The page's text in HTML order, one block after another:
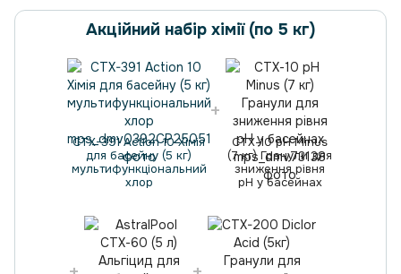
Акційний набір хімії (по 5 кг)
CTX-391 Action 10 Хімія
для басейну (5 кг)
мультифункціональний
хлор
СТХ-10 pH Minus
(7 кг) Гранули для
зниження рівня
pH у басейнах